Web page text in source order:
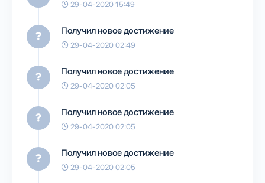
29-04-2020 15:49
Получил новое достижение
29-04-2020 02:49
Получил новое достижение
29-04-2020 02:05
Получил новое достижение
29-04-2020 02:05
Получил новое достижение
29-04-2020 02:05